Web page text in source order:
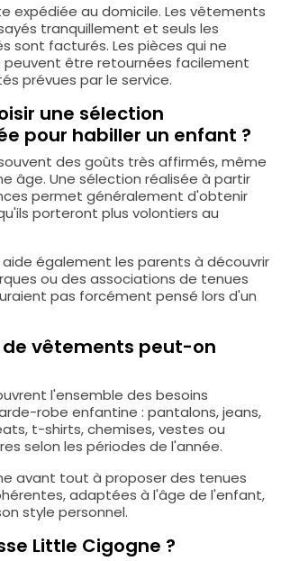
expédiée au domicile. Les vêtements
tranquillement et seuls les
sont facturés. Les pièces qui ne
peuvent être retournées facilement
prévues par le service.
une sélection
pour habiller un enfant ?
des goûts très affirmés, même
âge. Une sélection réalisée à partir
permet généralement d'obtenir
porteront plus volontiers au
également les parents à découvrir
ou des associations de tenues
pas forcément pensé lors d'un
de vêtements peut-on
l'ensemble des besoins
robe enfantine : pantalons, jeans,
t-shirts, chemises, vestes ou
selon les périodes de l'année.
avant tout à proposer des tenues
adaptées à l'âge de l'enfant,
style personnel.
Little Cigogne ?